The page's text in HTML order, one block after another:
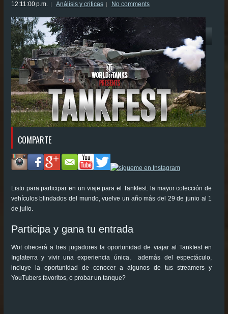
12:11:00 p.m. Análisis y criticas No comments
COMPARTE
Listo para participar en un viaje para el Tankfest. la mayor colección de
vehículos blindados del mundo, vuelve un año más del 29 de junio al 1
de julio.
Participa y gana tu entrada
Wot ofrecerá a tres jugadores la oportunidad de viajar al Tankfest en
Inglaterra y vivir una experiencia única, además del espectáculo,
incluye la oportunidad de conocer a algunos de tus streamers y
YouTubers favoritos, o probar un tanque?